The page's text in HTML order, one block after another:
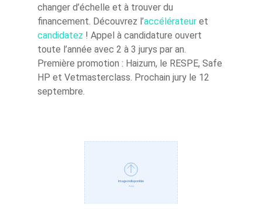
changer d’échelle et à trouver du
financement. Découvrez l’accélérateur et
candidatez ! Appel à candidature ouvert
toute l’année avec 2 à 3 jurys par an.
Première promotion : Haizum, le RESPE, Safe
HP et Vetmasterclass. Prochain jury le 12
septembre.